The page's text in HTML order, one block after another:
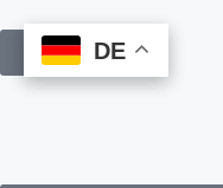
Book Online
DE
DE